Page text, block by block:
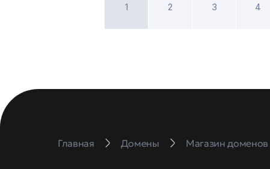
1 2 3 4
Главная Домены Магазин доменов